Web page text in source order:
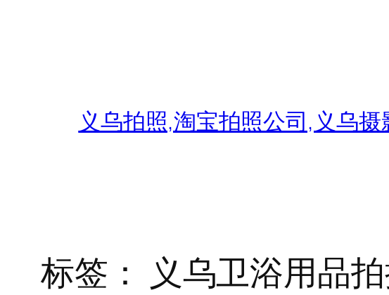
义乌拍照,淘宝拍照公司,义乌
标签： 义乌卫浴用品